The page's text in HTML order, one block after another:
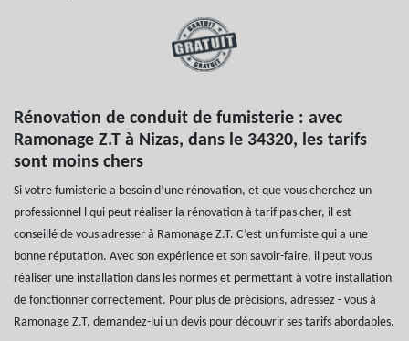
Rénovation de conduit de fumisterie : avec
Ramonage Z.T à Nizas, dans le 34320, les tarifs
sont moins chers
Si votre fumisterie a besoin d’une rénovation, et que vous cherchez un
professionnel l qui peut réaliser la rénovation à tarif pas cher, il est
conseillé de vous adresser à Ramonage Z.T. C’est un fumiste qui a une
bonne réputation. Avec son expérience et son savoir-faire, il peut vous
réaliser une installation dans les normes et permettant à votre installation
de fonctionner correctement. Pour plus de précisions, adressez - vous à
Ramonage Z.T, demandez-lui un devis pour découvrir ses tarifs abordables.